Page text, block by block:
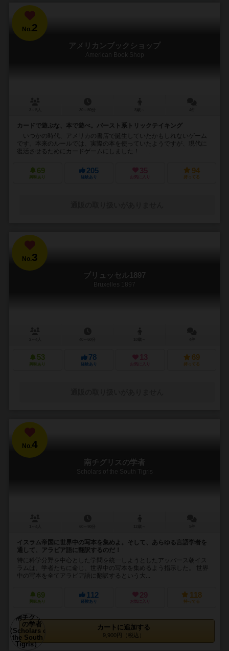
No.2
アメリカンブックショップ
American Book Shop
カードで遊ぶな、本で遊べ。バースト系トリックテイキング
いつかの時代、アメリカの書店で誕生していたかもしれないゲーム
です。本来のルールでは、実際の本を使っていたようですが、現代に
復活させるためにカードゲームにしました！ ...
69
興味あり
205
経験あり
35
お気に入り
94
持ってる
No.3
ブリュッセル1897
Bruxelles 1897
53
興味あり
78
経験あり
13
お気に入り
69
持ってる
No.4
南チグリスの学者
Scholars of the South Tigris
イスラム帝国に世界中の写本を集めよ。そして、あらゆる言語学者を
通して、アラビア語に翻訳するのだ！
特に科学分野を中心とした学問を統一しようとしたアッバース朝イス
ラムは、学者たちに命じ、世界中の写本を集めるよう指示した。 世界
中の写本を全てアラビア語に翻訳するという大...
69
興味あり
112
経験あり
29
お気に入り
118
持ってる
カートに追加する
9,900円（税込）